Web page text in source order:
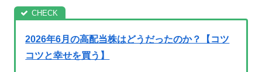
2026年6月の高配当株はどうだったのか？【コツ
コツと幸せを買う】